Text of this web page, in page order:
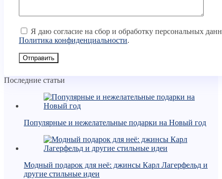
Я даю согласие на сбор и обработку персональных
Политика конфиденциальности.
Последние статьи
Популярные и нежелательные подарки на Новый год
Модный подарок для неё: джинсы Карл Лагерфельд и
другие стильные идеи